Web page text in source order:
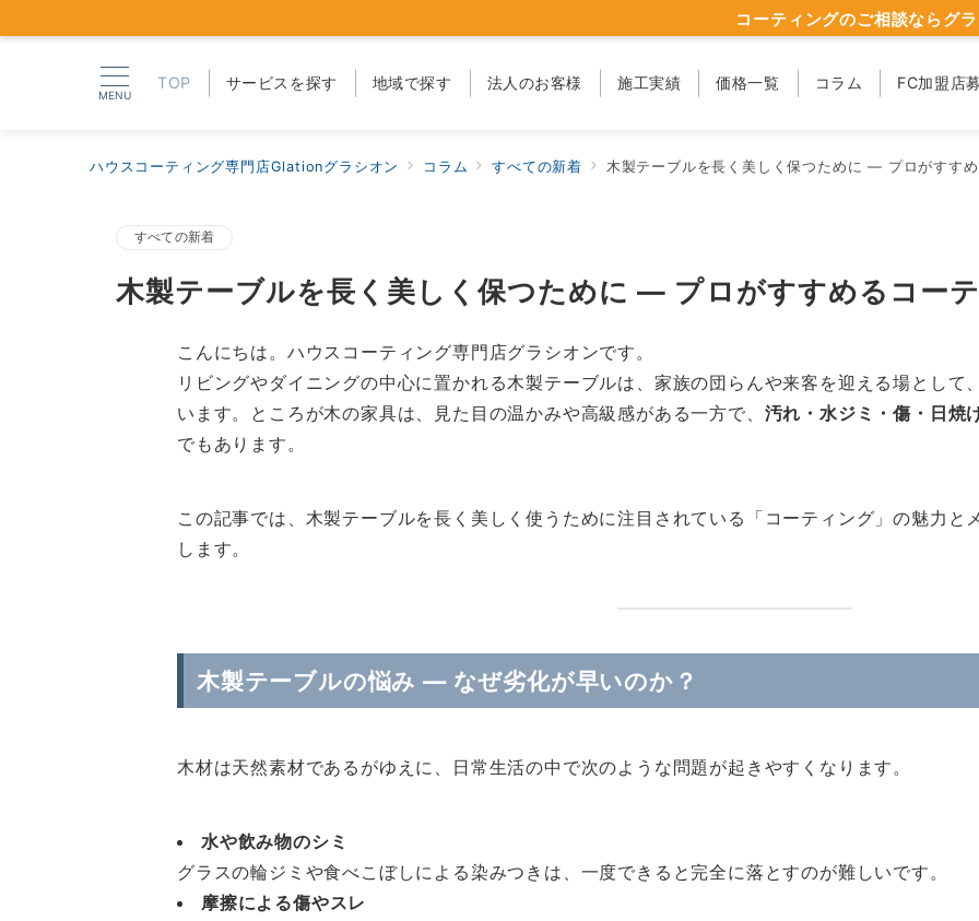
MENU
TOP サービスを探す 地域で探す 法人のお客様 施工実績 価格一覧 コラム FC加盟店
コーティングのご相談ならグ
ハウスコーティング専門店Glationグラシオン コラム すべての新着 木製テーブルを長く美しく保つために ― プロがすす
すべての新着
木製テーブルを長く美しく保つために ― プロがすすめるコー
こんにちは。ハウスコーティング専門店グラシオンです。
リビングやダイニングの中心に置かれる木製テーブルは、家族の団らんや来客を迎える場として
います。ところが木の家具は、見た目の温かみや高級感がある一方で、 汚れ・水ジミ・傷・日焼
でもあります。
この記事では、木製テーブルを長く美しく使うために注目されている「コーティング」の魅力と
します。
木製テーブルの悩み ― なぜ劣化が早いのか？
木材は天然素材であるがゆえに、日常生活の中で次のような問題が起きやすくなります。
水や飲み物のシミ
グラスの輪ジミや食べこぼしによる染みつきは、一度できると完全に落とすのが難しいです。
摩擦による傷やスレ